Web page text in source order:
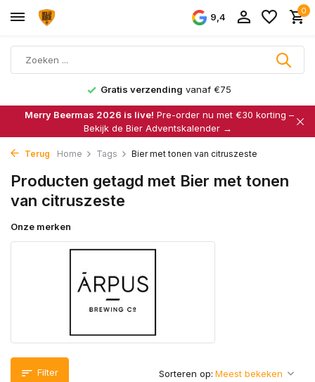
9,4
0
Gratis verzending vanaf €75
Merry Beermas 2026 is live! Pre-order nu met €30 korting –
Bekijk de Bier Adventskalender →
Terug Home Tags Bier met tonen van citruszeste
Producten getagd met Bier met tonen
van citruszeste
Onze merken
Filter Sorteren op: